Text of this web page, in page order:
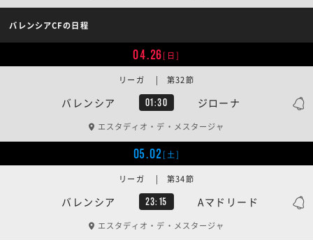
バレンシアCFの日程
04.26[日]
バレンシア 01:30 ジローナ
リーガ | 第32節
エスタディオ・デ・メスタージャ
05.02[土]
バレンシア 23:15 Aマドリード
リーガ | 第34節
エスタディオ・デ・メスタージャ